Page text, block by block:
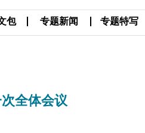
包 专题新闻 专题特写
全体会议